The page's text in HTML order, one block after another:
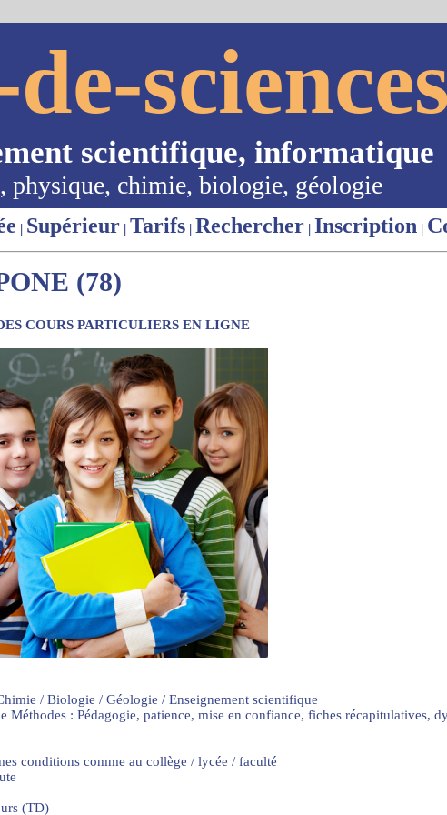
scientifique, informatique
physique, chimie, biologie, géologie
| Supérieur | Tarifs | Rechercher | Inscription |
(78)
COURS PARTICULIERS EN LIGNE
/ Biologie / Géologie / Enseignement scientifique
: Pédagogie, patience, mise en confiance, fiches récapitulatives,
conditions comme au collège / lycée / faculté
(TD)